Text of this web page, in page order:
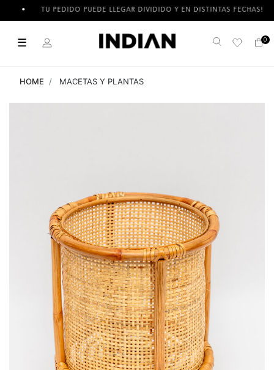
TU PEDIDO PUEDE LLEGAR DIVIDIDO Y EN DISTINTAS FECHAS!
☰ Buscar 0
HOME MACETAS Y PLANTAS